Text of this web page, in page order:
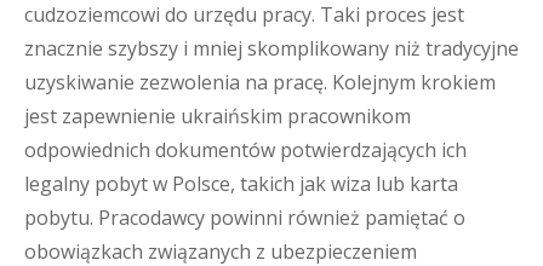
cudzoziemcowi do urzędu pracy. Taki proces jest
znacznie szybszy i mniej skomplikowany niż tradycyjne
uzyskiwanie zezwolenia na pracę. Kolejnym krokiem
jest zapewnienie ukraińskim pracownikom
odpowiednich dokumentów potwierdzających ich
legalny pobyt w Polsce, takich jak wiza lub karta
pobytu. Pracodawcy powinni również pamiętać o
obowiązkach związanych z ubezpieczeniem